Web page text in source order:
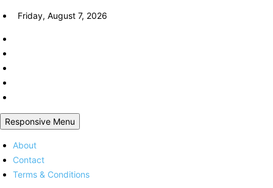
Skip
content
Friday, August 7, 2026
Responsive Menu
About
Contact
Terms & Conditions